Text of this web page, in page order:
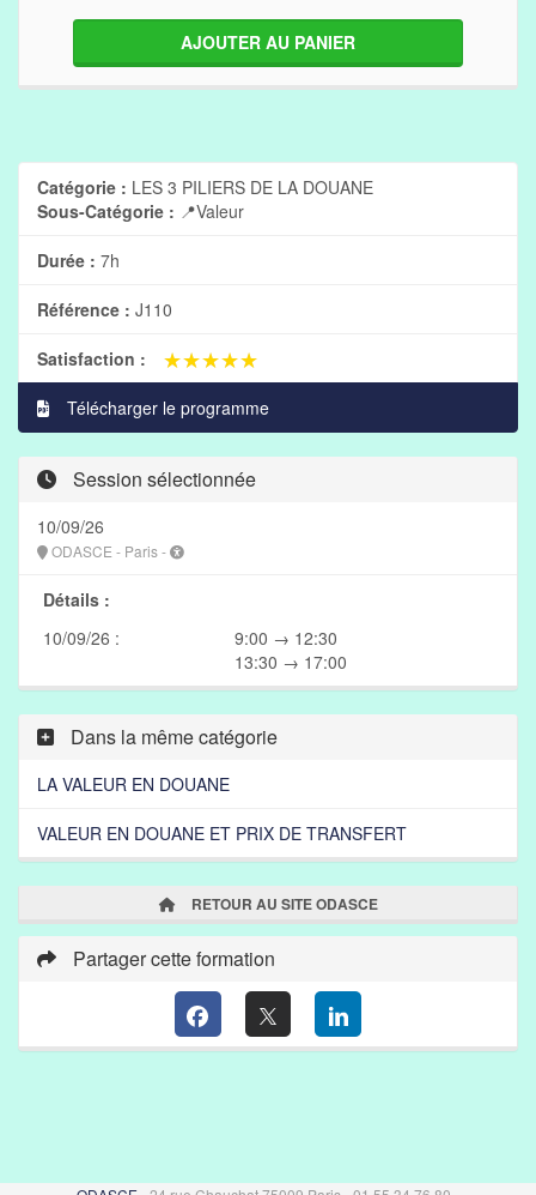
AJOUTER AU PANIER
Catégorie : LES 3 PILIERS DE LA DOUANE
Sous-Catégorie : 📍Valeur
Durée : 7h
Référence : J110
Satisfaction : ★★★★★
★★★★★
Télécharger le programme
Session sélectionnée
10/09/26
ODASCE - Paris -
Détails :
10/09/26 :
9:00 → 12:30
13:30 → 17:00
Dans la même catégorie
LA VALEUR EN DOUANE
VALEUR EN DOUANE ET PRIX DE TRANSFERT
RETOUR AU SITE ODASCE
Partager cette formation